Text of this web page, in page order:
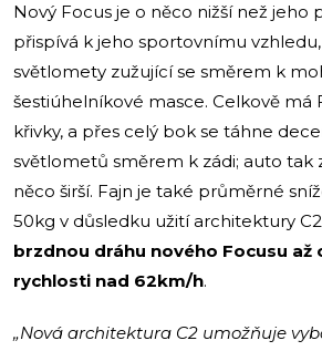
Nový Focus je o něco nižší než jeho
přispívá k jeho sportovnímu
světlomety zužující se směrem k
šestiúhelníkové masce. Celkově má
křivky, a přes celý bok se táhne
světlometů směrem k zádi; auto tak
něco širší. Fajn je také průměrné
50kg v důsledku užití architektury
brzdnou dráhu nového Focusu až
rychlosti nad 62km/h.
„Nová architektura C2 umožňuje